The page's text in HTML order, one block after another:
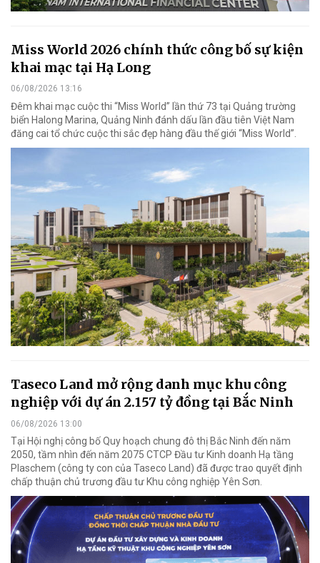
Miss World 2026 chính thức công bố sự kiện
khai mạc tại Hạ Long
06/08/2026 13:16
Đêm khai mạc cuộc thi “Miss World” lần thứ 73 tại Quảng trường
biển Halong Marina, Quảng Ninh đánh dấu lần đầu tiên Việt Nam
đăng cai tổ chức cuộc thi sắc đẹp hàng đầu thế giới “Miss World”.
Taseco Land mở rộng danh mục khu công
nghiệp với dự án 2.157 tỷ đồng tại Bắc Ninh
06/08/2026 13:00
Tại Hội nghị công bố Quy hoạch chung đô thị Bắc Ninh đến năm
2050, tầm nhìn đến năm 2075 CTCP Đầu tư Kinh doanh Hạ tầng
Plaschem (công ty con của Taseco Land) đã được trao quyết định
chấp thuận chủ trương đầu tư Khu công nghiệp Yên Sơn.